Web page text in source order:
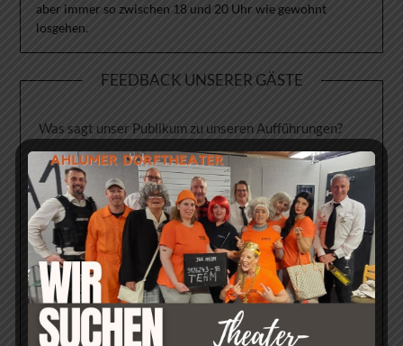
aber immer so zwischen 18 und 20 Uhr wie gewohnt
losgehen.
FEEDBACK UNSERER GÄSTE
Was sagt unser Publikum zu unseren Aufführungen?
->Hier geht´s direkt zur Feedback-Seite!<-
Kleiner Auszug:
»Wir fanden es super unterhaltsam und sehr gut
gespielt. Hut ab! Auch so viele nette Leute vor Ort.
Die Schauspieler sind alle mit Spaß und Herzblut
dabei. Manchmal ist allerdings weniger mehr, wenn z.